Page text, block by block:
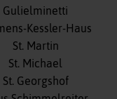
Navigation
überspringen
Gulielminetti
Kessler-Haus
St. Martin
St. Michael
St. Georgshof